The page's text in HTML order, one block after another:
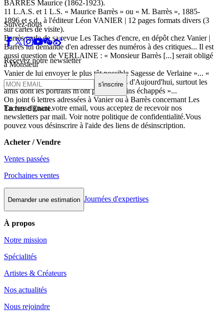
BARRES Maurice (1862-1923).
11 L.A.S. et 1 L.S. « Maurice Barrès » ou « M. Barrès », 1885-
1896 et s.d., à l'éditeur Léon VANIER | 12 pages formats divers (3
sur cartes de visite).
Barrès parle de sa revue Les Taches d'encre, en dépôt chez Vanier |
Barrès lui demande d'en adresser des numéros à des critiques... Il est
aussi question de VERLAINE : « Monsieur Barrès [...] serait obligé
à Monsieur
Vanier de lui envoyer le plus tôt possible Sagesse de Verlaine »... «
j'aurais grand plaisir à recevoir Hommes d'Aujourd'hui, surtout les
amis dont les portraits m'ont plus ou moins échappés »...
On joint 6 lettres adressées à Vanier ou à Barrès concernant Les
Taches d'Encre.
Suivez-nous
Recevez notre newsletter
s'inscrire
En renseignant votre email, vous acceptez de recevoir nos
newsletters par mail. Voir notre politique de confidentialité.Vous
pouvez vous désinscrire à l'aide des liens de désinscription.
Acheter / Vendre
Ventes passées
Prochaines ventes
Demander une estimation Journées d'expertises
À propos
Notre mission
Spécialités
Artistes & Créateurs
Nos actualités
Nous rejoindre